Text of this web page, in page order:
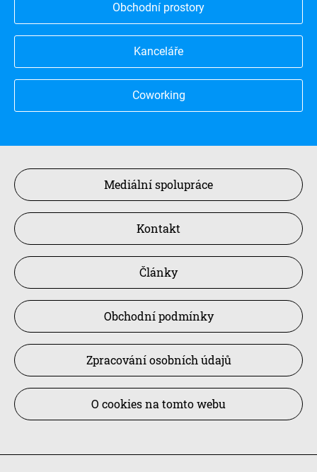
Obchodní prostory
Kanceláře
Coworking
Mediální spolupráce
Kontakt
Články
Obchodní podmínky
Zpracování osobních údajů
O cookies na tomto webu